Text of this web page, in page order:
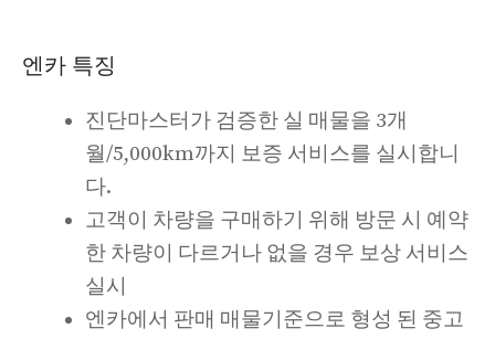
엔카 특징
진단마스터가 검증한 실 매물을 3개
월/5,000km까지 보증 서비스를 실시합니
다.
고객이 차량을 구매하기 위해 방문 시 예약
한 차량이 다르거나 없을 경우 보상 서비스
실시
엔카에서 판매 매물기준으로 형성 된 중고